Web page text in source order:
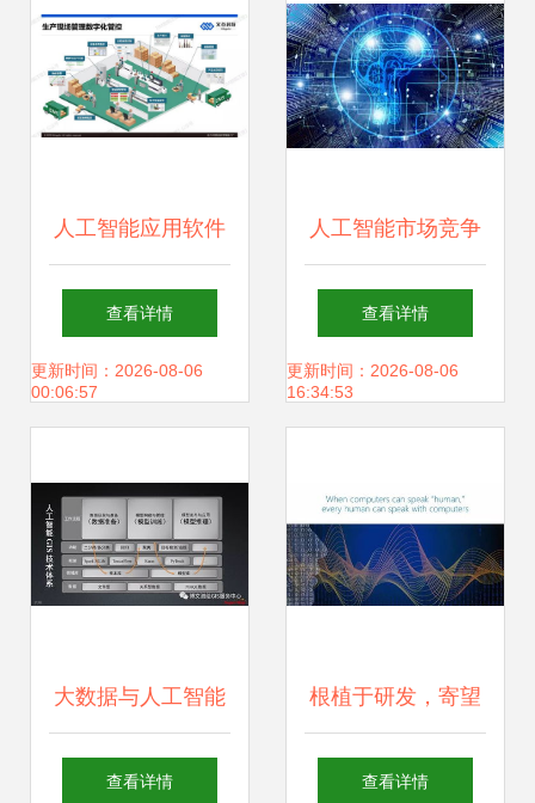
人工智能应用软件
开发 赋能中国制
造，探索智能工厂
查看详情
更新时间：2026-08-06
00:06:57
人工智能市场竞争
白热化 核心玩家产
品与应用布局全景
查看详情
更新时间：2026-08-06
16:34:53
大数据与人工智能
时代的GIS软件与
查看详情
根植于研发，寄望
于对话 微软的人工
查看详情